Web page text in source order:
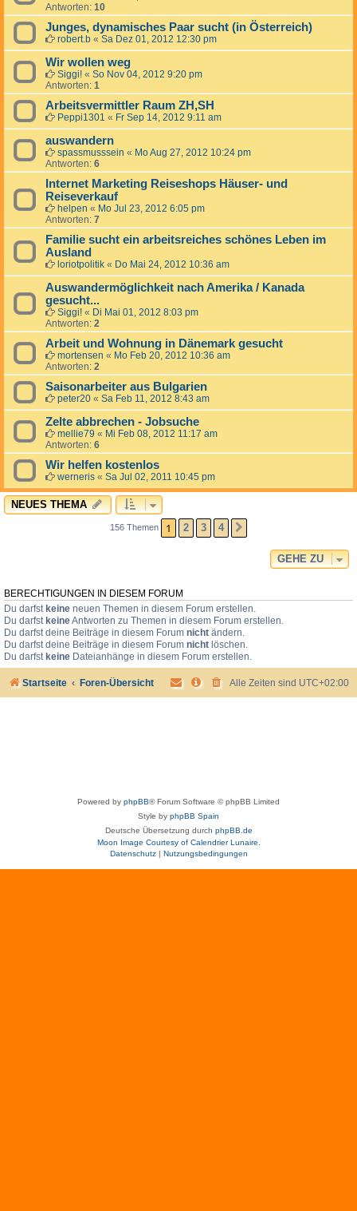
Antworten: 10
Junges, dynamisches Paar sucht (in Österreich)
robert.b « Sa Dez 01, 2012 12:30 pm
Wir wollen weg
Siggi! « So Nov 04, 2012 9:20 pm
Antworten: 1
Arbeitsvermittler Raum ZH,SH
Peppi1301 « Fr Sep 14, 2012 9:11 am
auswandern
spassmusssein « Mo Aug 27, 2012 10:24 pm
Antworten: 6
Internet Marketing Reiseshops Häuser- und
Reiseverkauf
helpen « Mo Jul 23, 2012 6:05 pm
Antworten: 7
Familie sucht ein arbeitsreiches schönes Leben im
Ausland
loriotpolitik « Do Mai 24, 2012 10:36 am
Auswandermöglichkeit nach Amerika / Kanada
gesucht...
Siggi! « Di Mai 01, 2012 8:03 pm
Antworten: 2
Arbeit und Wohnung in Dänemark gesucht
mortensen « Mo Feb 20, 2012 10:36 am
Antworten: 2
Saisonarbeiter aus Bulgarien
peter20 « Sa Feb 11, 2012 8:43 am
Zelte abbrechen - Jobsuche
mellie79 « Mi Feb 08, 2012 11:17 am
Antworten: 6
Wir helfen kostenlos
werneris « Sa Jul 02, 2011 10:45 pm
NEUES THEMA
156 Themen 1 2 3 4
GEHE ZU
BERECHTIGUNGEN IN DIESEM FORUM
Du darfst keine neuen Themen in diesem Forum erstellen.
Du darfst keineAntworten zu Themen in diesem Forum erstellen.
Du darfst deine Beiträge in diesem Forum nicht ändern.
Du darfst deine Beiträge in diesem Forum nicht löschen.
Du darfst keine Dateianhänge in diesem Forum erstellen.
Startseite Foren-Übersicht Alle Zeiten sind UTC+02:00
Powered by phpBB® Forum Software © phpBB Limited
Style by phpBB Spain
Deutsche Übersetzung durch phpBB.de
Moon Image Courtesy of Calendrier Lunaire.
Datenschutz| Nutzungsbedingungen